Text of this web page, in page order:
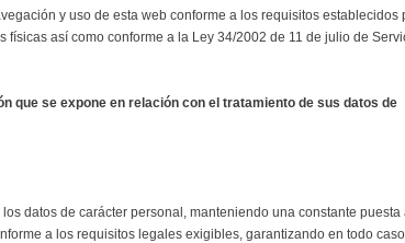
y uso de esta web conforme a los requisitos establecidos
así como conforme a la Ley 34/2002 de 11 de julio de
que se expone en relación con el tratamiento de sus datos de
datos de carácter personal, manteniendo una constante puesta
a los requisitos legales exigibles, garantizando en todo